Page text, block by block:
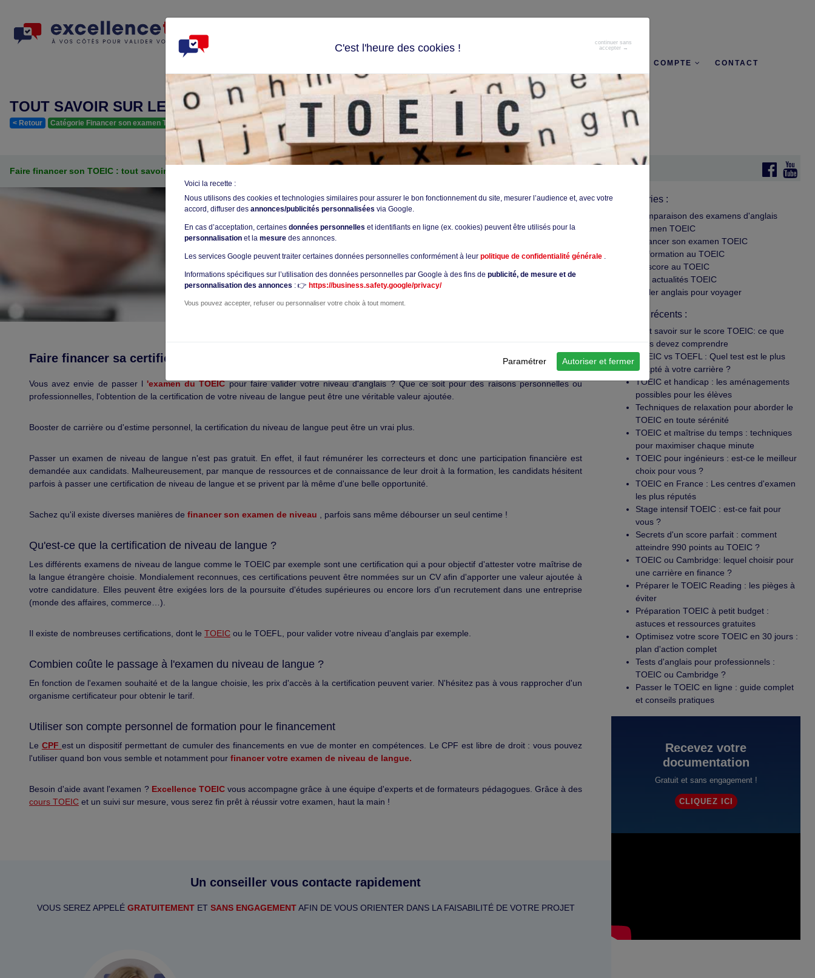
MON COMPTE CONTACT
TOUT SAVOIR SUR LE FINANCEMENT DU TOEIC AVEC CPF
< Retour Catégorie Financer son examen TOEIC Article publié il y a 3 ans
Faire financer son TOEIC : tout savoir !
Faire financer sa certification de niveau de langue : tout savoir !
Vous avez envie de passer l'examen du TOEICpour faire valider votre niveau d'anglais ? Que ce soit pour des raisons personnelles ou
professionnelles, l'obtention de la certification de votre niveau de langue peut être une véritable valeur ajoutée.
Booster de carrière ou d'estime personnel, la certification du niveau de langue peut être un vrai plus.
Passer un examen de niveau de langue n'est pas gratuit. En effet, il faut rémunérer les correcteurs et donc une participation financière est
demandée aux candidats. Malheureusement, par manque de ressources et de connaissance de leur droit à la formation, les candidats hésitent
parfois à passer une certification de niveau de langue et se privent par là même d'une belle opportunité.
Sachez qu'il existe diverses manières de financer son examen de niveau , parfois sans même débourser un seul centime !
Qu'est-ce que la certification de niveau de langue ?
Les différents examens de niveau de langue comme le TOEIC par exemple sont une certification qui a pour objectif d'attester votre maîtrise de
la langue étrangère choisie. Mondialement reconnues, ces certifications peuvent être nommées sur un CV afin d'apporter une valeur ajoutée à
votre candidature. Elles peuvent être exigées lors de la poursuite d'études supérieures ou encore lors d'un recrutement dans une entreprise
(monde des affaires, commerce…).
Il existe de nombreuses certifications, dont le TOEIC ou le TOEFL, pour valider votre niveau d'anglais par exemple.
Combien coûte le passage à l'examen du niveau de langue ?
En fonction de l'examen souhaité et de la langue choisie, les prix d'accès à la certification peuvent varier. N'hésitez pas à vous rapprocher d'un
organisme certificateur pour obtenir le tarif.
Utiliser son compte personnel de formation pour le financement
Le CPF est un dispositif permettant de cumuler des financements en vue de monter en compétences. Le CPF est libre de droit : vous pouvez
l'utiliser quand bon vous semble et notamment pour financer votre examen de niveau de langue.
Besoin d'aide avant l'examen ? Excellence TOEICvous accompagne grâce à une équipe d'experts et de formateurs pédagogues. Grâce à des
cours TOEIC et un suivi sur mesure, vous serez fin prêt à réussir votre examen, haut la main !
Un conseiller vous contacte rapidement
VOUS SEREZ APPELÉ GRATUITEMENTET SANS ENGAGEMENTAFIN DE VOUS ORIENTER DANS LA FAISABILITÉ DE VOTRE PROJET
Catégories :
Comparaison des examens d'anglais
Examen TOEIC
Financer son examen TOEIC
La formation au TOEIC
Le score au TOEIC
Les actualités TOEIC
Parler anglais pour voyager
Articles récents :
Tout savoir sur le score TOEIC: ce que
vous devez comprendre
TOEIC vs TOEFL : Quel test est le plus
adapté à votre carrière ?
TOEIC et handicap : les aménagements
possibles pour les élèves
Techniques de relaxation pour aborder le
TOEIC en toute sérénité
TOEIC et maîtrise du temps : techniques
pour maximiser chaque minute
TOEIC pour ingénieurs : est-ce le meilleur
choix pour vous ?
TOEIC en France : Les centres d'examen
les plus réputés
Stage intensif TOEIC : est-ce fait pour
vous ?
Secrets d'un score parfait : comment
atteindre 990 points au TOEIC ?
TOEIC ou Cambridge: lequel choisir pour
une carrière en finance ?
Préparer le TOEIC Reading : les pièges à
éviter
Préparation TOEIC à petit budget :
astuces et ressources gratuites
Optimisez votre score TOEIC en 30 jours :
plan d'action complet
Tests d'anglais pour professionnels :
TOEIC ou Cambridge ?
Passer le TOEIC en ligne : guide complet
et conseils pratiques
Recevez votre
documentation
Gratuit et sans engagement !
CLIQUEZ ICI
C'est l'heure des cookies !
continuer sans
accepter →
Voici la recette :
Nous utilisons des cookies et technologies similaires pour assurer le bon fonctionnement du site, mesurer l’audience et, avec votre
accord, diffuser des annonces/publicités personnalisées via Google.
En cas d’acceptation, certaines données personnelles et identifiants en ligne (ex. cookies) peuvent être utilisés pour la
personnalisation et la mesure des annonces.
Les services Google peuvent traiter certaines données personnelles conformément à leur politique de confidentialité générale .
Informations spécifiques sur l’utilisation des données personnelles par Google à des fins de publicité, de mesure et de
personnalisation des annonces : 👉 https://business.safety.google/privacy/
Vous pouvez accepter, refuser ou personnaliser votre choix à tout moment.
Paramétrer Autoriser et fermer